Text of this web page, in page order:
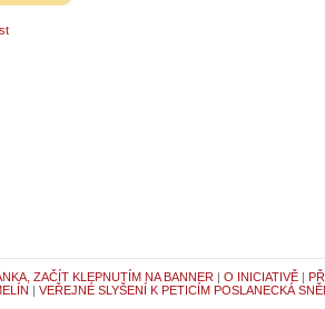
ZAČÍT KLEPNUTÍM NA BANNER | O INICIATIVĚ|
| VEŘEJNÉ SLYŠENÍ K PETICÍM POSLANECKÁ